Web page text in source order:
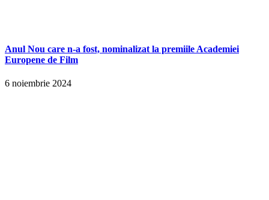
Anul Nou care n-a fost, nominalizat la premiile Academiei
Europene de Film
6 noiembrie 2024